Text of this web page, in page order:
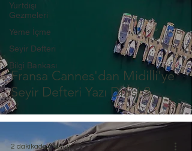
Yurtdışı
Gezmeleri
Yeme İçme
Seyir Defteri
Bilgi Bankası
Fransa Cannes'dan Midilli'ye
Seyir Defteri Yazı Dizisi-3
2 dakikada okunur